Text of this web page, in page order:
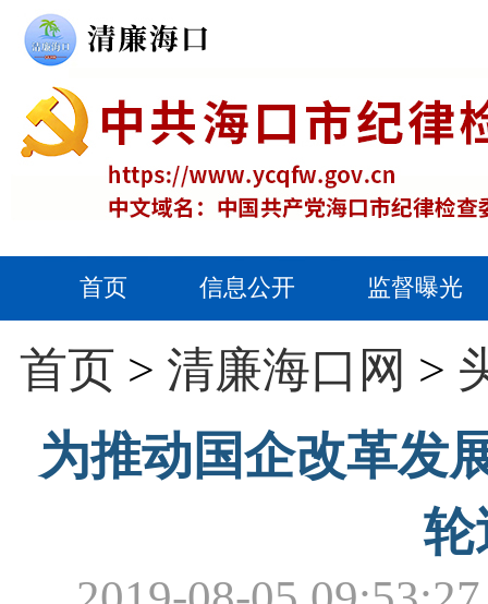
首页 信息公开 监督曝光
首页 > 清廉海口网 >
为推动国企改革发
轮